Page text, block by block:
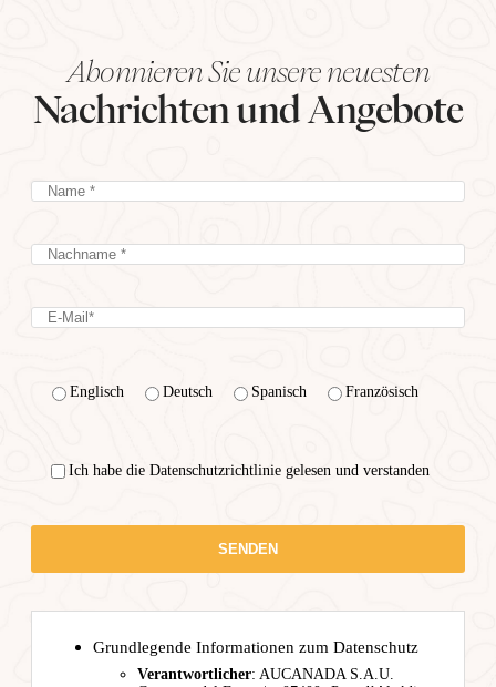
Abonnieren Sie unsere neuesten
Nachrichten und Angebote
Englisch Deutsch Spanisch Französisch
Ich habe die Datenschutzrichtlinie gelesen und verstanden
Grundlegende Informationen zum Datenschutz
Verantwortlicher: AUCANADA S.A.U.